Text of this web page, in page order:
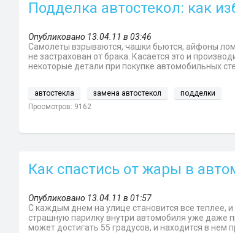
Подделка автостекол: как
Опубликовано 13.04.11 в 03:46
Самолеты взрываются, чашки бьются, айфоны
не застрахован от брака. Касается это и
некоторые детали при покупке автомобильных
автостекла замена автостекол
подделки
Просмотров: 9162
Как спастись от жары в
Опубликовано 13.04.11 в 01:57
С каждым днем на улице становится все теплее,
страшную парилку внутри автомобиля уже даже
может достигать 55 градусов, и находится в